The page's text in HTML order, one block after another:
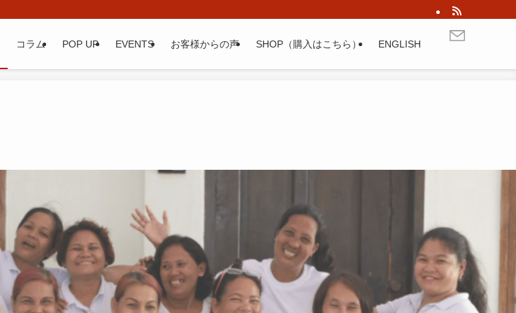
コラム POP UP EVENTS お客様からの声 SHOP（購入はこちら） ENGLISH